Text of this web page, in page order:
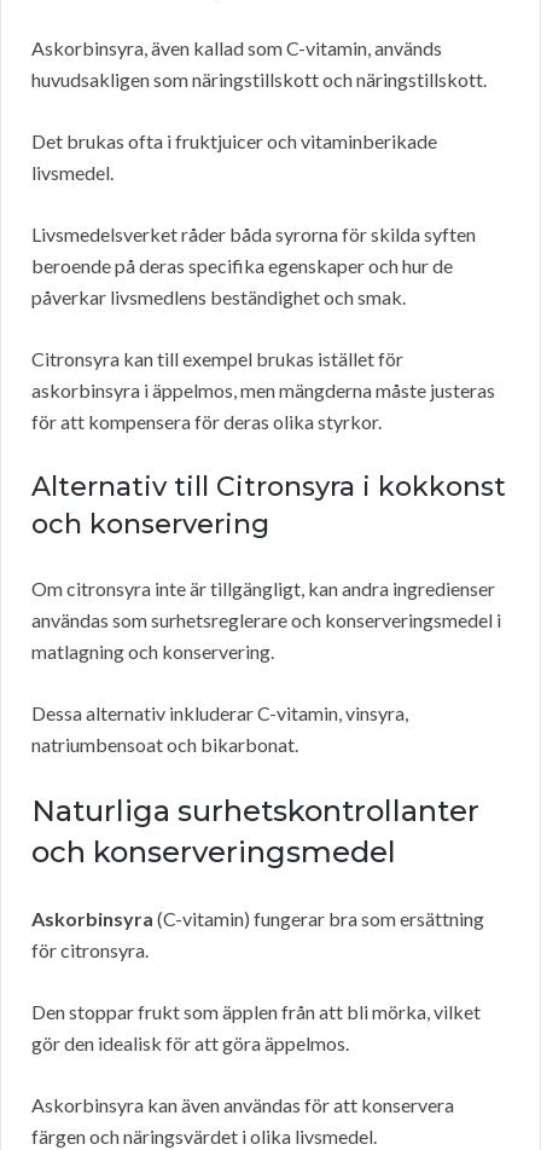
Askorbinsyra, även kallad som C-vitamin, används
huvudsakligen som näringstillskott och näringstillskott.
Det brukas ofta i fruktjuicer och vitaminberikade
livsmedel.
Livsmedelsverket råder båda syrorna för skilda syften
beroende på deras specifika egenskaper och hur de
påverkar livsmedlens beständighet och smak.
Citronsyra kan till exempel brukas istället för
askorbinsyra i äppelmos, men mängderna måste justeras
för att kompensera för deras olika styrkor.
Alternativ till Citronsyra i kokkonst
och konservering
Om citronsyra inte är tillgängligt, kan andra ingredienser
användas som surhetsreglerare och konserveringsmedel i
matlagning och konservering.
Dessa alternativ inkluderar C-vitamin, vinsyra,
natriumbensoat och bikarbonat.
Naturliga surhetskontrollanter
och konserveringsmedel
Askorbinsyra (C-vitamin) fungerar bra som ersättning
för citronsyra.
Den stoppar frukt som äpplen från att bli mörka, vilket
gör den idealisk för att göra äppelmos.
Askorbinsyra kan även användas för att konservera
färgen och näringsvärdet i olika livsmedel.